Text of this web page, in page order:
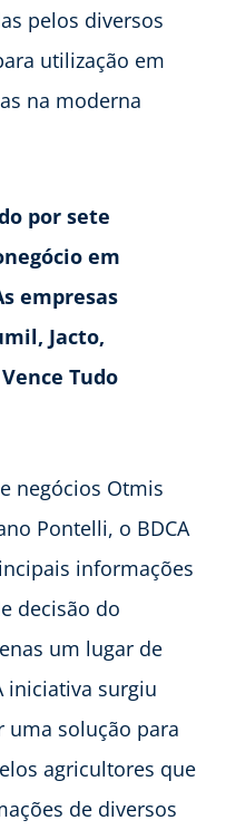
pelos diversos
utilização em
na moderna
por sete
em
empresas
Jacto,
Tudo
negócios Otmis
Pontelli, o BDCA
informações
decisão do
um lugar de
iniciativa surgiu
uma solução para
agricultores que
de diversos